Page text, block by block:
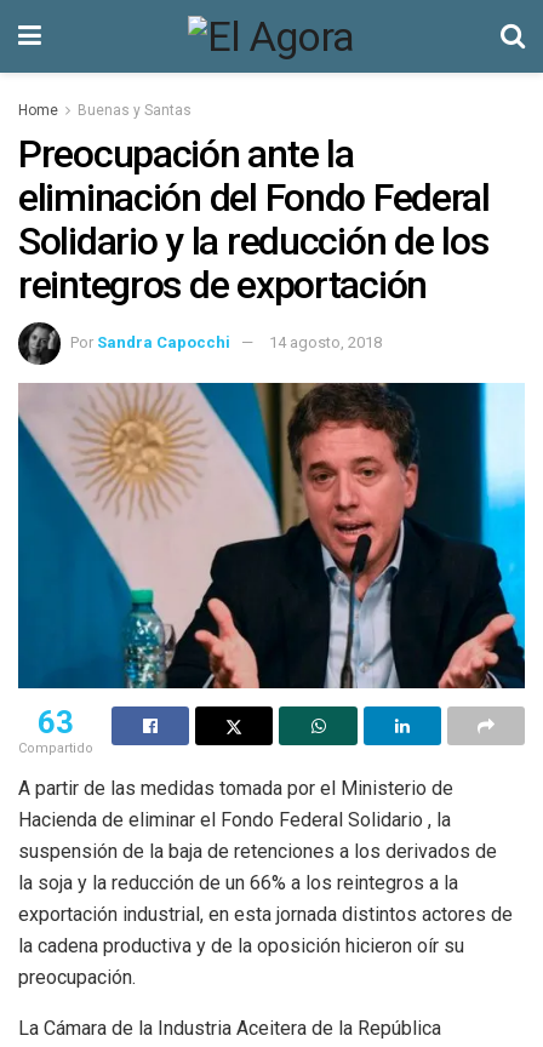
Home Buenas y Santas
Preocupación ante la
eliminación del Fondo Federal
Solidario y la reducción de los
reintegros de exportación
Por Sandra Capocchi 14 agosto, 2018
63
Compartido
A partir de las medidas tomada por el Ministerio de
Hacienda de eliminar el Fondo Federal Solidario , la
suspensión de la baja de retenciones a los derivados de
la soja y la reducción de un 66% a los reintegros a la
exportación industrial, en esta jornada distintos actores de
la cadena productiva y de la oposición hicieron oír su
preocupación.
La Cámara de la Industria Aceitera de la República